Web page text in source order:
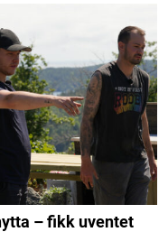
– fikk uventet